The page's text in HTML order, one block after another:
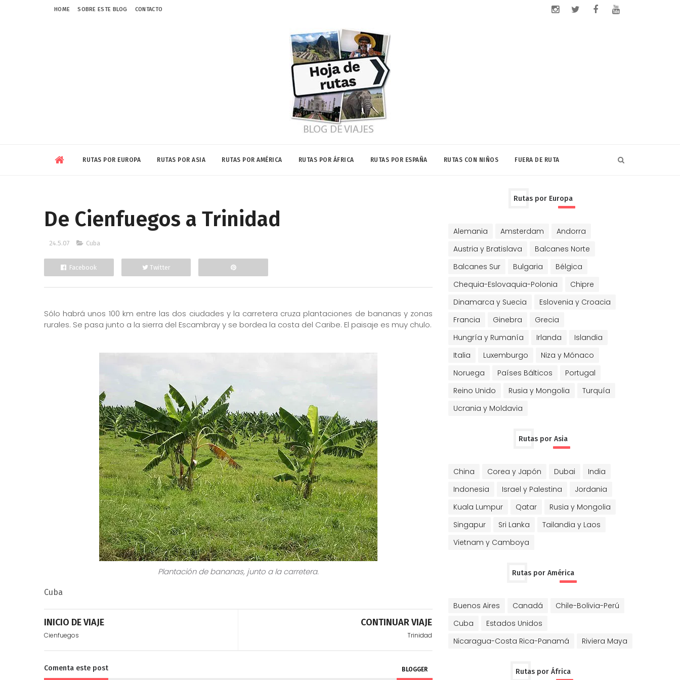
HOME SOBRE ESTE BLOG CONTACTO
RUTAS POR EUROPA RUTAS POR ASIA RUTAS POR AMÉRICA RUTAS POR ÁFRICA RUTAS POR ESPAÑA RUTAS CON NIÑOS FUERA DE RUTA
De Cienfuegos a Trinidad
24.5.07 Cuba
Facebook Twitter
Sólo habrá unos 100 km entre las dos ciudades y la carretera cruza plantaciones de bananas y zonas
rurales. Se pasa junto a la sierra del Escambray y se bordea la costa del Caribe. El paisaje es muy chulo.
Plantación de bananas, junto a la carretera.
Cuba
INICIO DE VIAJE
Cienfuegos
CONTINUAR VIAJE
Trinidad
Comenta este post BLOGGER
Rutas por Europa
Alemania Amsterdam
Andorra
Austria y Bratislava
Balcanes Norte
Balcanes Sur
Bulgaria
Bélgica
Chequia-Eslovaquia-Polonia
Chipre
Dinamarca y Suecia
Eslovenia y Croacia
Francia
Ginebra
Grecia
Hungría y Rumanía
Irlanda
Islandia
Italia
Luxemburgo
Niza y Mónaco
Noruega
Países Bálticos
Portugal
Reino Unido
Rusia y Mongolia
Turquía
Ucrania y Moldavia
Rutas por Asia
China Corea y Japón Dubai
India
Indonesia
Israel y Palestina
Jordania
Kuala Lumpur
Qatar
Rusia y Mongolia
Singapur
Sri Lanka
Tailandia y Laos
Vietnam y Camboya
Rutas por América
Buenos Aires Canadá
Chile-Bolivia-Perú
Cuba
Estados Unidos
Nicaragua-Costa Rica-Panamá
Riviera Maya
Rutas por África